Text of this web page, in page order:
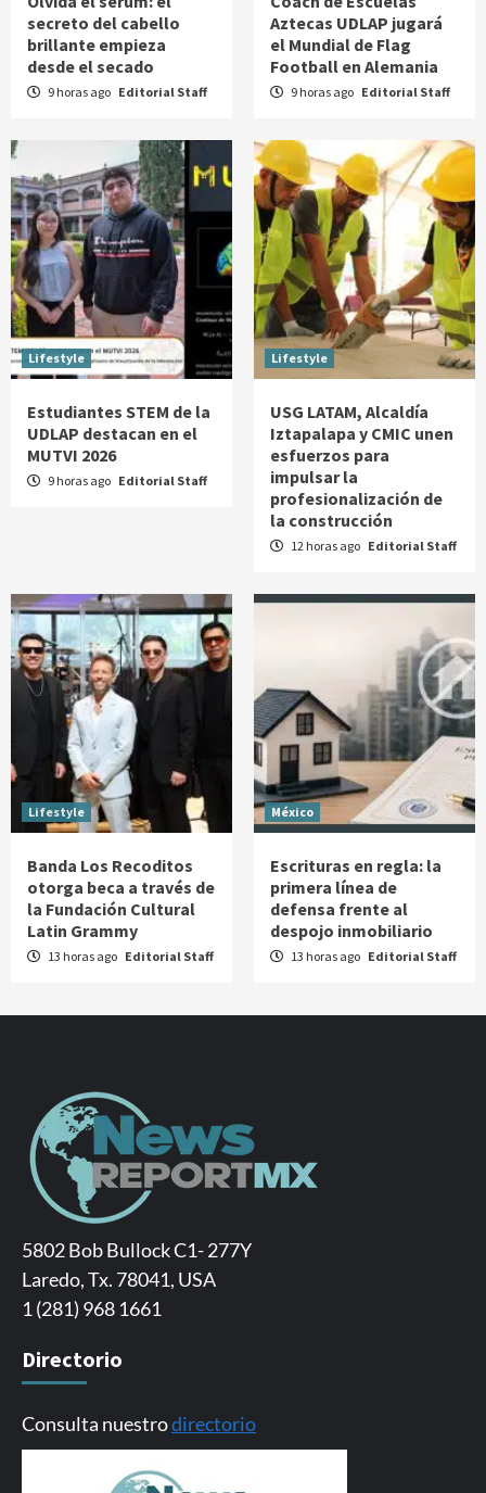
secreto del cabello
brillante empieza
desde el secado
9 horas ago Editorial Staff
Aztecas UDLAP jugará
el Mundial de Flag
Football en Alemania
9 horas ago Editorial Staff
Lifestyle
Estudiantes STEM de la
UDLAP destacan en el
MUTVI 2026
9 horas ago Editorial Staff
Lifestyle
USG LATAM, Alcaldía
Iztapalapa y CMIC unen
esfuerzos para
impulsar la
profesionalización de
la construcción
12 horas ago Editorial Staff
Lifestyle
Banda Los Recoditos
otorga beca a través de
la Fundación Cultural
Latin Grammy
13 horas ago Editorial Staff
México
Escrituras en regla: la
primera línea de
defensa frente al
despojo inmobiliario
13 horas ago Editorial Staff
5802 Bob Bullock C1- 277Y
Laredo, Tx. 78041, USA
1 (281) 968 1661
Directorio
Consulta nuestrodirectorio